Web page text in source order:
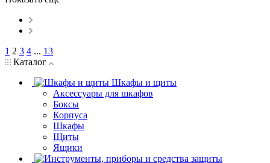
1 2 3 4 ... 13
Каталог
Шкафы и щиты
Аксессуары для шкафов
Боксы
Корпуса
Шкафы
Щиты
Ящики